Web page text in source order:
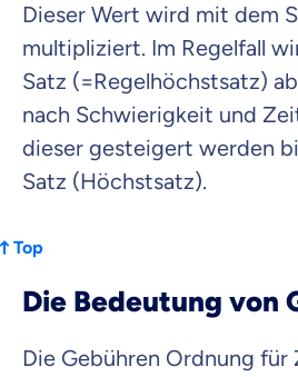
Dieser Wert wird mit dem
multipliziert. Im Regelfall
Satz (=Regelhöchstsatz)
nach Schwierigkeit und
dieser gesteigert werden
Satz (Höchstsatz).
Top
Die Bedeutung von
Die Gebühren Ordnung für